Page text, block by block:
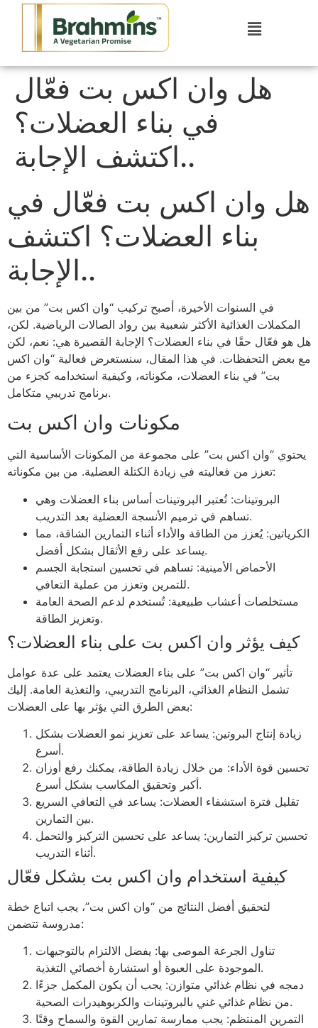
هل وان اكس بت فعّال
في بناء العضلات؟
اكتشف الإجابة..
هل وان اكس بت فعّال في
بناء العضلات؟ اكتشف
الإجابة..
في السنوات الأخيرة، أصبح تركيب “وان اكس بت” من بين
المكملات الغذائية الأكثر شعبية بين رواد الصالات الرياضية. لكن،
هل هو فعّال حقًا في بناء العضلات؟ الإجابة القصيرة هي: نعم، لكن
مع بعض التحفظات. في هذا المقال، سنستعرض فعالية “وان اكس
بت” في بناء العضلات، مكوناته، وكيفية استخدامه كجزء من
برنامج تدريبي متكامل.
مكونات وان اكس بت
يحتوي “وان اكس بت” على مجموعة من المكونات الأساسية التي
تعزز من فعاليته في زيادة الكتلة العضلية. من بين مكوناته:
البروتينات: تُعتبر البروتينات أساس بناء العضلات وهي
تساهم في ترميم الأنسجة العضلية بعد التدريب.
الكرياتين: يُعزز من الطاقة والأداء أثناء التمارين الشاقة، مما
يساعد على رفع الأثقال بشكل أفضل.
الأحماض الأمينية: تساهم في تحسين استجابة الجسم
للتمرين وتعزز من عملية التعافي.
مستخلصات أعشاب طبيعية: تُستخدم لدعم الصحة العامة
وتعزيز الطاقة.
كيف يؤثر وان اكس بت على بناء العضلات؟
تأثير “وان اكس بت” على بناء العضلات يعتمد على عدة عوامل
تشمل النظام الغذائي، البرنامج التدريبي، والتغذية العامة. إليك
بعض الطرق التي يؤثر بها على العضلات:
زيادة إنتاج البروتين: يساعد على تعزيز نمو العضلات بشكل
أسرع.
تحسين قوة الأداء: من خلال زيادة الطاقة، يمكنك رفع أوزان
أكبر وتحقيق المكاسب بشكل أسرع.
تقليل فترة استشفاء العضلات: يساعد في التعافي السريع
بين التمارين.
تحسين تركيز التمارين: يساعد على تحسين التركيز والتحمل
أثناء التدريب.
كيفية استخدام وان اكس بت بشكل فعّال
لتحقيق أفضل النتائج من “وان اكس بت”، يجب اتباع خطة
مدروسة تتضمن:
تناول الجرعة الموصى بها: يفضل الالتزام بالتوجيهات
الموجودة على العبوة أو استشارة أخصائي التغذية.
دمجه في نظام غذائي متوازن: يجب أن يكون المكمل جزءًا
من نظام غذائي غني بالبروتينات والكربوهيدرات الصحية.
التمرين المنتظم: يجب ممارسة تمارين القوة والسماح وقتًا